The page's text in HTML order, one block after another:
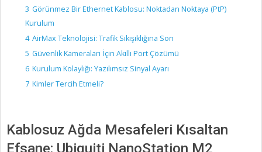
3 Görünmez Bir Ethernet Kablosu: Noktadan Noktaya (PtP)
Kurulum
4 AirMax Teknolojisi: Trafik Sıkışıklığına Son
5 Güvenlik Kameraları İçin Akıllı Port Çözümü
6 Kurulum Kolaylığı: Yazılımsız Sinyal Ayarı
7 Kimler Tercih Etmeli?
Kablosuz Ağda Mesafeleri Kısaltan